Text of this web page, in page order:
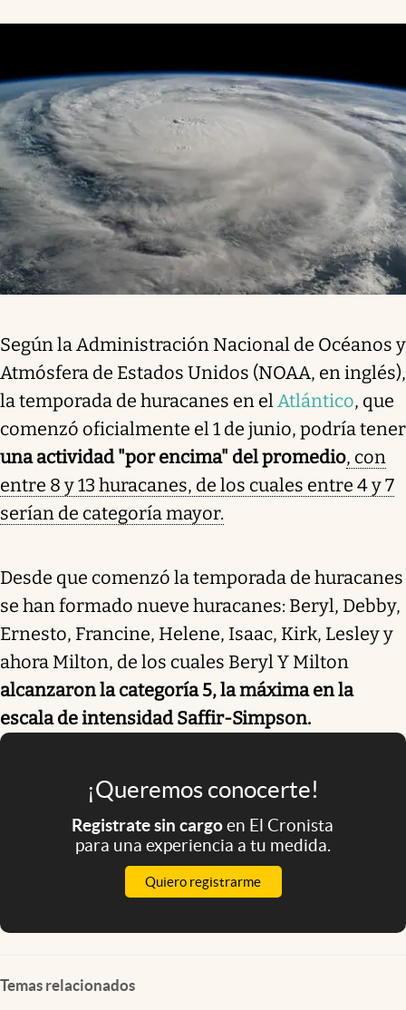
Según la Administración Nacional de Océanos y
Atmósfera de Estados Unidos (NOAA, en inglés),
la temporada de huracanes en el Atlántico, que
comenzó oficialmente el 1 de junio, podría tener
una actividad "por encima" del promedio, con
entre 8 y 13 huracanes, de los cuales entre 4 y 7
serían de categoría mayor.
Desde que comenzó la temporada de huracanes
se han formado nueve huracanes: Beryl, Debby,
Ernesto, Francine, Helene, Isaac, Kirk, Lesley y
ahora Milton, de los cuales Beryl Y Milton
alcanzaron la categoría 5, la máxima en la
escala de intensidad Saffir-Simpson.
¡Queremos conocerte!
Registrate sin cargoen El Cronista
para una experiencia a tu medida.
Quiero registrarme
Temas relacionados